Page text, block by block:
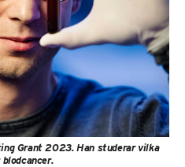
Grant 2023. Han studerar vilka